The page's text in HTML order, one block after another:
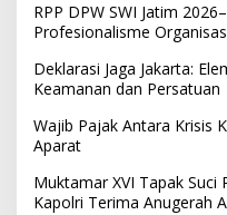
RPP DPW SWI Jatim
Profesionalisme
Deklarasi Jaga Jakarta:
Keamanan dan Persatuan
Wajib Pajak Antara Krisis
Aparat
Muktamar XVI Tapak Suci
Kapolri Terima Anugerah